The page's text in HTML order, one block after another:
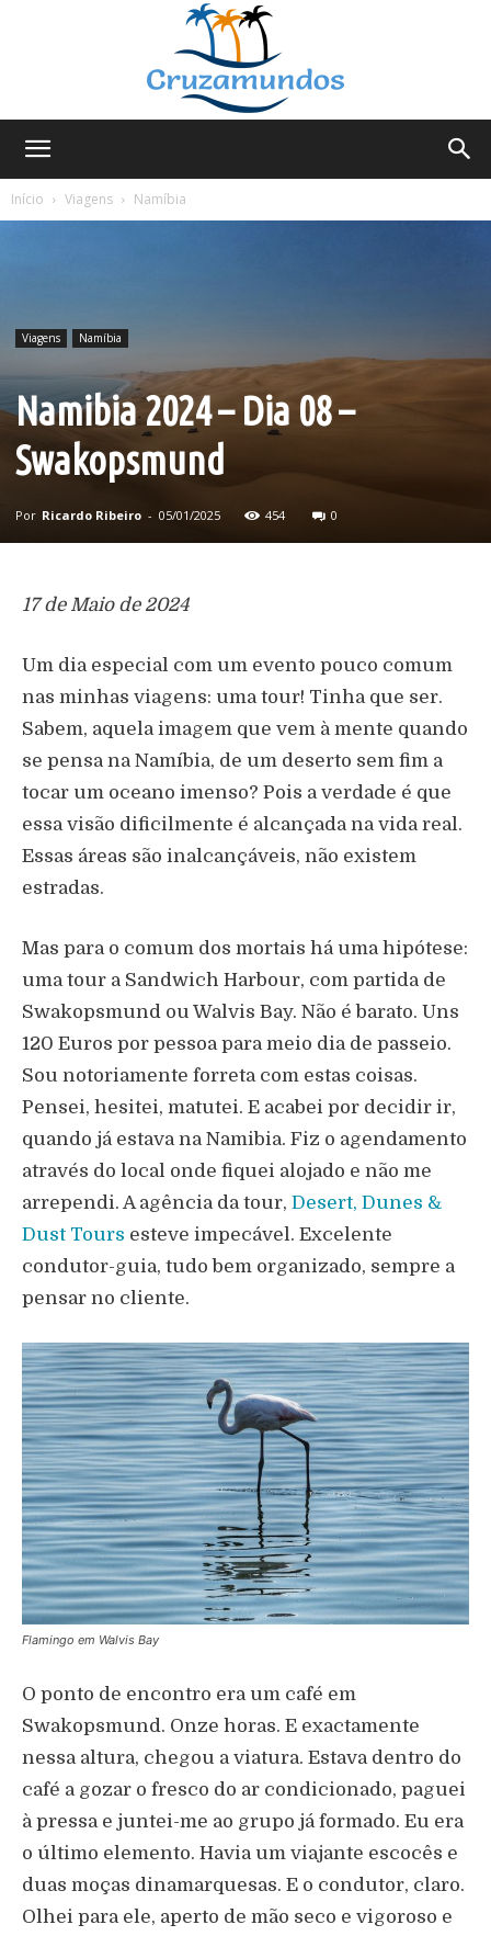
Início
Viagens Namíbia
Viagens Namíbia
Namibia 2024 – Dia 08 –
Swakopsmund
Por Ricardo Ribeiro - 05/01/2025 454 0
17 de Maio de 2024
Um dia especial com um evento pouco comum
nas minhas viagens: uma tour! Tinha que ser.
Sabem, aquela imagem que vem à mente quando
se pensa na Namíbia, de um deserto sem fim a
tocar um oceano imenso? Pois a verdade é que
essa visão dificilmente é alcançada na vida real.
Essas áreas são inalcançáveis, não existem
estradas.
Mas para o comum dos mortais há uma hipótese:
uma tour a Sandwich Harbour, com partida de
Swakopsmund ou Walvis Bay. Não é barato. Uns
120 Euros por pessoa para meio dia de passeio.
Sou notoriamente forreta com estas coisas.
Pensei, hesitei, matutei. E acabei por decidir ir,
quando já estava na Namibia. Fiz o agendamento
através do local onde fiquei alojado e não me
arrependi. A agência da tour, Desert, Dunes &
Dust Tours esteve impecável. Excelente
condutor-guia, tudo bem organizado, sempre a
pensar no cliente.
Flamingo em Walvis Bay
O ponto de encontro era um café em
Swakopsmund. Onze horas. E exactamente
nessa altura, chegou a viatura. Estava dentro do
café a gozar o fresco do ar condicionado, paguei
à pressa e juntei-me ao grupo já formado. Eu era
o último elemento. Havia um viajante escocês e
duas moças dinamarquesas. E o condutor, claro.
Olhei para ele, aperto de mão seco e vigoroso e